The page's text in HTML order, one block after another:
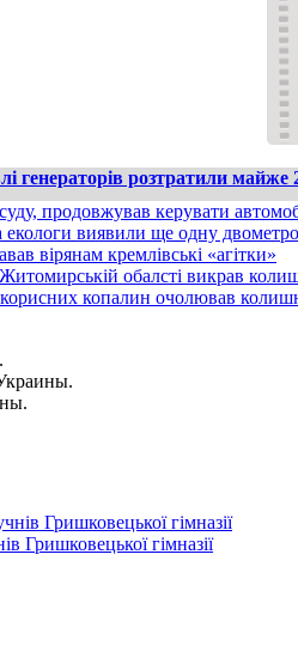
генераторів розтратили майже
продовжував керувати
виявили ще одну
вірянам кремлівські «агітки»
обалсті викрав
копалин очолював
Гришковецької гімназії